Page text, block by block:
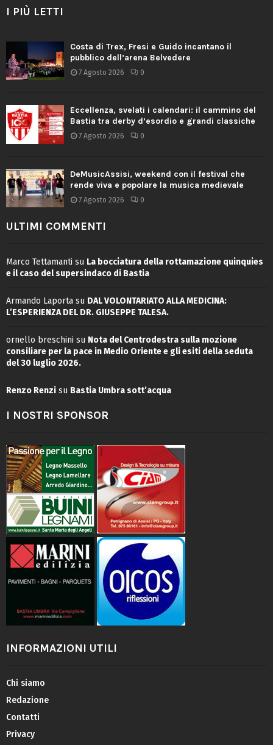
I PIÙ LETTI
Costa di Trex, Fresi e Guido incantano il
pubblico dell’arena Belvedere
7 Agosto 2026 0
Eccellenza, svelati i calendari: il cammino del
Bastia tra derby d’esordio e grandi classiche
7 Agosto 2026 0
DeMusicAssisi, weekend con il festival che
rende viva e popolare la musica medievale
7 Agosto 2026 0
ULTIMI COMMENTI
Marco Tettamanti su La bocciatura della rottamazione quinquies
e il caso del supersindaco di Bastia
Armando Laporta su DAL VOLONTARIATO ALLA MEDICINA:
L’ESPERIENZA DEL DR. GIUSEPPE TALESA.
ornello breschini su Nota del Centrodestra sulla mozione
consiliare per la pace in Medio Oriente e gli esiti della seduta
del 30 luglio 2026.
Renzo Renzi su Bastia Umbra sott’acqua
I NOSTRI SPONSOR
INFORMAZIONI UTILI
Chi siamo
Redazione
Contatti
Privacy